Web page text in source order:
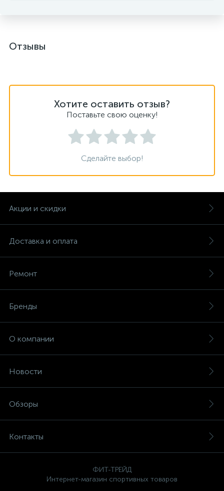
Отзывы
Хотите оставить отзыв?
Поставьте свою оценку!
Сделайте выбор!
Акции и скидки
Доставка и оплата
Ремонт
Бренды
О компании
Новости
Обзоры
Контакты
ФИТ-ТРЕЙД
Интернет-магазин спортивных товаров